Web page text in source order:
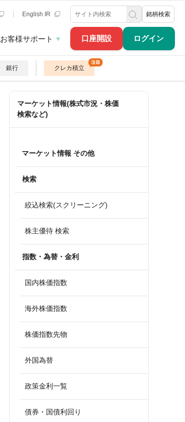
口座開設 ログイン
English IR 銘柄検索
お客様サポート
銀行 クレカ積立
マーケット情報(株式市況・株価
検索など)
マーケット情報 その他
検索
絞込検索(スクリーニング)
株主優待 検索
指数・為替・金利
国内株価指数
海外株価指数
株価指数先物
外国為替
政策金利一覧
債券・国債利回り